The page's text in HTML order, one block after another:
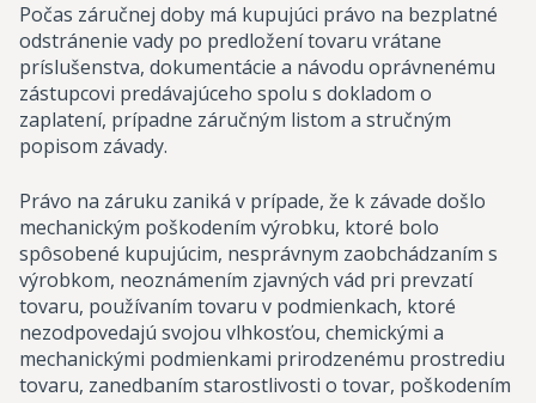
Počas záručnej doby má kupujúci právo na bezplatné
odstránenie vady po predložení tovaru vrátane
príslušenstva, dokumentácie a návodu oprávnenému
zástupcovi predávajúceho spolu s dokladom o
zaplatení, prípadne záručným listom a stručným
popisom závady.
Právo na záruku zaniká v prípade, že k závade došlo
mechanickým poškodením výrobku, ktoré bolo
spôsobené kupujúcim, nesprávnym zaobchádzaním s
výrobkom, neoznámením zjavných vád pri prevzatí
tovaru, používaním tovaru v podmienkach, ktoré
nezodpovedajú svojou vlhkosťou, chemickými a
mechanickými podmienkami prirodzenému prostrediu
tovaru, zanedbaním starostlivosti o tovar, poškodením